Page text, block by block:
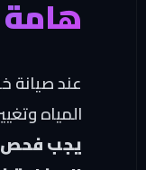
عند صيانة
المياه
يجب فحص